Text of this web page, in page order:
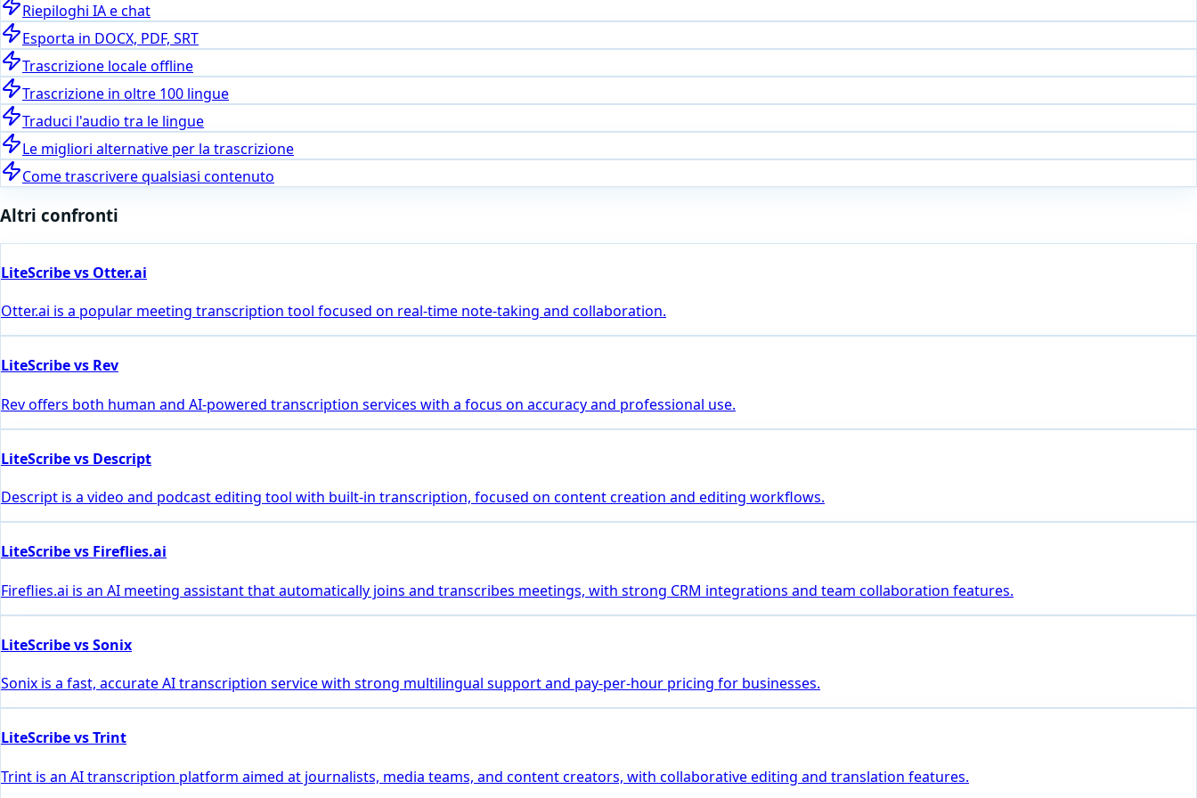
Riepiloghi IA e chat
Esporta in DOCX, PDF, SRT
Trascrizione locale offline
Trascrizione in oltre 100 lingue
Traduci l'audio tra le lingue
Le migliori alternative per la trascrizione
Come trascrivere qualsiasi contenuto
Altri confronti
LiteScribe vs Otter.ai
Otter.ai is a popular meeting transcription tool focused on real-time note-taking and collaboration.
LiteScribe vs Rev
Rev offers both human and AI-powered transcription services with a focus on accuracy and professional use.
LiteScribe vs Descript
Descript is a video and podcast editing tool with built-in transcription, focused on content creation and editing workflows.
LiteScribe vs Fireflies.ai
Fireflies.ai is an AI meeting assistant that automatically joins and transcribes meetings, with strong CRM integrations and team collaboration features.
LiteScribe vs Sonix
Sonix is a fast, accurate AI transcription service with strong multilingual support and pay-per-hour pricing for businesses.
LiteScribe vs Trint
Trint is an AI transcription platform aimed at journalists, media teams, and content creators, with collaborative editing and translation features.